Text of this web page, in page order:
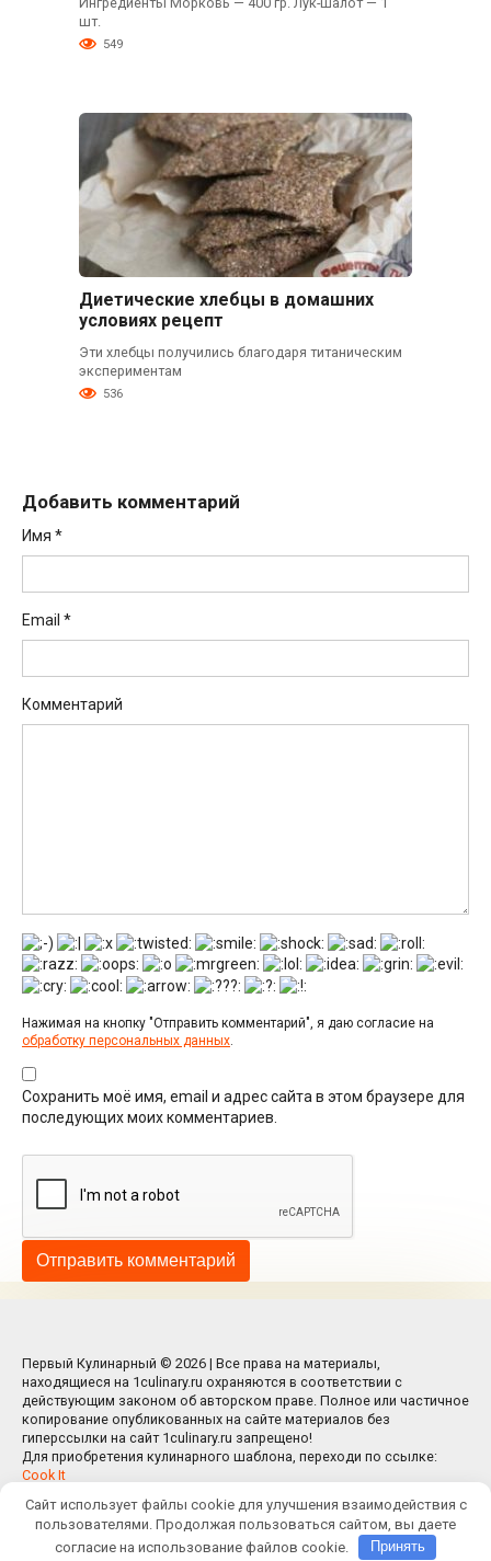
шт.
549
Диетические хлебцы в домашних
условиях рецепт
Эти хлебцы получились благодаря титаническим
экспериментам
536
Добавить комментарий
Имя *
Email *
Комментарий
Нажимая на кнопку "Отправить комментарий", я даю согласие на
обработку персональных данных.
Сохранить моё имя, email и адрес сайта в этом браузере для
последующих моих комментариев.
Первый Кулинарный © 2026 | Все права на материалы,
находящиеся на 1culinary.ru охраняются в соответствии с
действующим законом об авторском праве. Полное или частичное
копирование опубликованных на сайте материалов без
гиперссылки на сайт 1culinary.ru запрещено!
Для приобретения кулинарного шаблона, переходи по ссылке:
Cook It
Сайт использует файлы cookie для улучшения взаимодействия с
пользователями. Продолжая пользоваться сайтом, вы даете
согласие на использование файлов cookie.
Принять